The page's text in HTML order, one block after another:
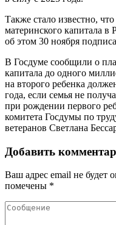
Также стало известно,
материнского капитала в
об этом 30 ноября
В Госдуме сообщили о
капитала до одного
на второго ребенка
года, если семья не
при рождении первого
комитета Госдумы по
ветеранов Светлана
Добавить
Ваш адрес email не будет
помечены *